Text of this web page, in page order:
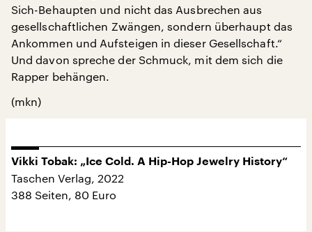
Sich-Behaupten und nicht das Ausbrechen aus
gesellschaftlichen Zwängen, sondern überhaupt das
Ankommen und Aufsteigen in dieser Gesellschaft.“
Und davon spreche der Schmuck, mit dem sich die
Rapper behängen.
(mkn)
Vikki Tobak: „Ice Cold. A Hip-Hop Jewelry History“
Taschen Verlag, 2022
388 Seiten, 80 Euro